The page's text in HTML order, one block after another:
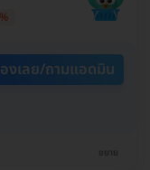
งเลย/ถามแอดมิน
ขยาย